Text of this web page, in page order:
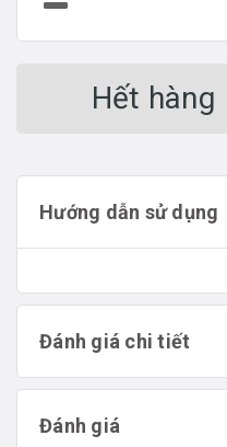
Hết hàng
Hướng dẫn sử dụng
Đánh giá chi tiết
Đánh giá